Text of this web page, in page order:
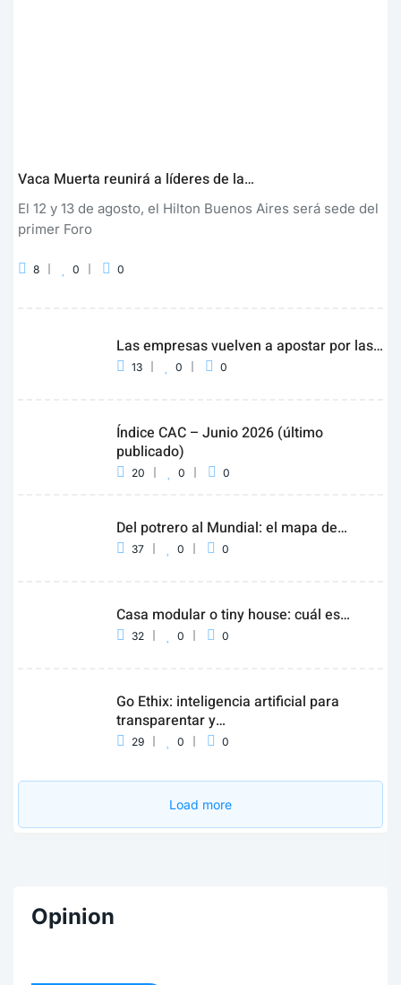
Vaca Muerta reunirá a líderes de la…
El 12 y 13 de agosto, el Hilton Buenos Aires será sede del
primer Foro
8 0 0
Las empresas vuelven a apostar por las…
13 0 0
Índice CAC – Junio 2026 (último
publicado)
20 0 0
Del potrero al Mundial: el mapa de…
37 0 0
Casa modular o tiny house: cuál es…
32 0 0
Go Ethix: inteligencia artificial para
transparentar y…
29 0 0
Load more
Opinion